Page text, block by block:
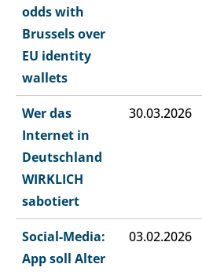
odds with
Brussels over
EU identity
wallets
Wer das
Internet in
Deutschland
WIRKLICH
sabotiert
30.03.2026
Social-Media:
App soll Alter
03.02.2026